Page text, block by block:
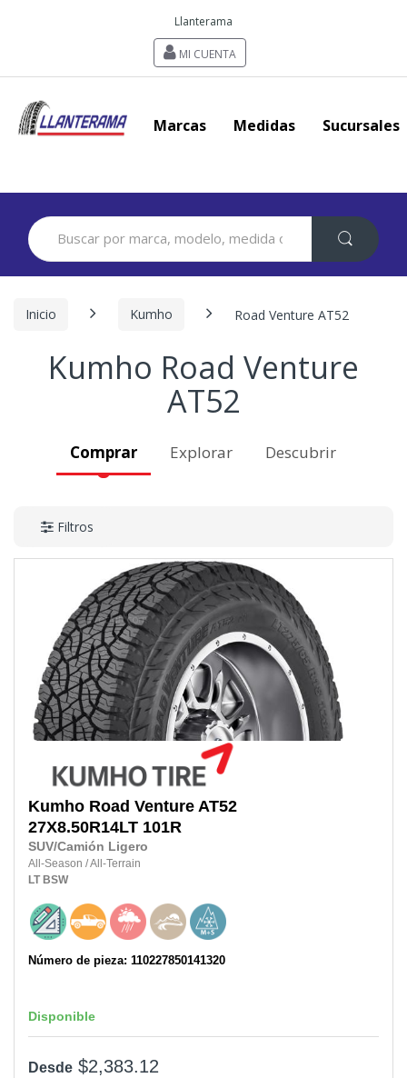
Llanterama
MI CUENTA
Marcas Medidas Sucursales
Search
for:
Inicio Kumho Road Venture AT52
Kumho Road Venture
AT52
Comprar Explorar Descubrir
Filtros
Kumho Road Venture AT52
27X8.50R14LT 101R
SUV/Camión Ligero
All-Season /All-Terrain
LT BSW
Número de pieza: 110227850141320
Disponible
Desde $2,383.12